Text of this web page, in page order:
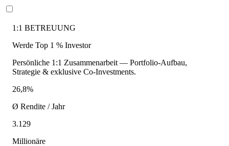
1:1 BETREUUNG
Werde Top 1 % Investor
Persönliche 1:1 Zusammenarbeit — Portfolio-Aufbau,
Strategie & exklusive Co-Investments.
26,8%
Ø Rendite / Jahr
3.129
Millionäre